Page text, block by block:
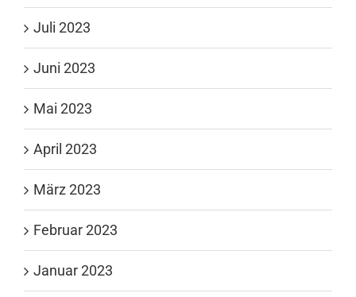
Juli 2023
Juni 2023
Mai 2023
April 2023
März 2023
Februar 2023
Januar 2023